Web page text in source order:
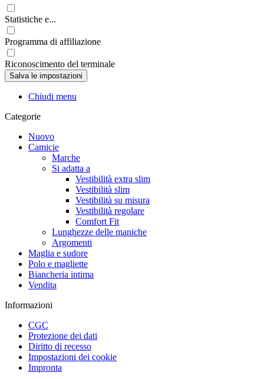
Statistiche e...
Programma di affiliazione
Riconoscimento del terminale
Chiudi menu
Categorie
Nuovo
Camicie
Marche
Si adatta a
Vestibilità extra slim
Vestibilità slim
Vestibilità su misura
Vestibilità regolare
Comfort Fit
Lunghezze delle maniche
Argomenti
Maglia e sudore
Polo e magliette
Biancheria intima
Vendita
Informazioni
CGC
Protezione dei dati
Diritto di recesso
Impostazioni dei cookie
Impronta